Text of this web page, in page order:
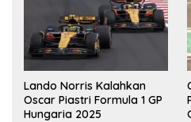
Lando Norris Kalahkan
Oscar Piastri Formula 1 GP
Hungaria 2025